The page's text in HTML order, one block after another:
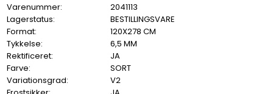
Varenummer:
2041113
Lagerstatus:
BESTILLINGSVARE
Format:
120X278 CM
Tykkelse:
6,5 MM
Rektificeret:
JA
Farve:
SORT
Variationsgrad:
V2